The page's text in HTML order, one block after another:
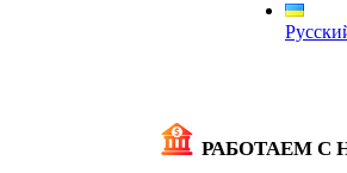
РАБОТАЕМ С